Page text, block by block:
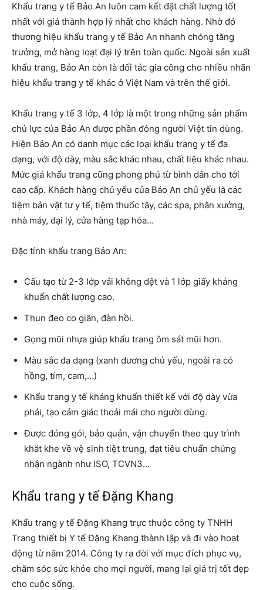
Khẩu trang y tế Bảo An luôn cam kết đặt chất lượng tốt
nhất với giá thành hợp lý nhất cho khách hàng. Nhờ đó
thương hiệu khẩu trang y tế Bảo An nhanh chóng tăng
trưởng, mở hàng loạt đại lý trên toàn quốc. Ngoài sản xuất
khẩu trang, Bảo An còn là đối tác gia công cho nhiều nhãn
hiệu khẩu trang y tế khác ở Việt Nam và trên thế giới.
Khẩu trang y tế 3 lớp, 4 lớp là một trong những sản phẩm
chủ lực của Bảo An được phần đông người Việt tin dùng.
Hiện Bảo An có danh mục các loại khẩu trang y tế đa
dạng, với độ dày, màu sắc khác nhau, chất liệu khác nhau.
Mức giá khẩu trang cũng phong phú từ bình dân cho tới
cao cấp. Khách hàng chủ yếu của Bảo An chủ yếu là các
tiệm bán vật tư y tế, tiệm thuốc tây, các spa, phân xưởng,
nhà máy, đại lý, cửa hàng tạp hóa…
Đặc tính khẩu trang Bảo An:
Cấu tạo từ 2-3 lớp vải không dệt và 1 lớp giấy kháng
khuẩn chất lượng cao.
Thun đeo co giãn, đàn hồi.
Gọng mũi nhựa giúp khẩu trang ôm sát mũi hơn.
Màu sắc đa dạng (xanh dương chủ yếu, ngoài ra có
hồng, tím, cam,…)
Khẩu trang y tế kháng khuẩn thiết kế với độ dày vừa
phải, tạo cảm giác thoải mái cho người dùng.
Được đóng gói, bảo quản, vận chuyển theo quy trình
khắt khe về vệ sinh tiệt trung, đạt tiêu chuẩn chứng
nhận ngành như ISO, TCVN3…
Khẩu trang y tế Đặng Khang
Khẩu trang y tế Đặng Khang trực thuộc công ty TNHH
Trang thiết bị Y tế Đặng Khang thành lập và đi vào hoạt
động từ năm 2014. Công ty ra đời với mục đích phục vụ,
chăm sóc sức khỏe cho mọi người, mang lại giá trị tốt đẹp
cho cuộc sống.